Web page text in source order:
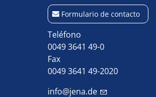
Formulario de contacto
Teléfono
0049 3641 49-0
Fax
0049 3641 49-2020
info@jena.de